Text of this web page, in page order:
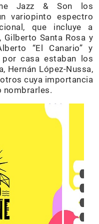
Jazz & Son los
variopinto espectro
que incluye a
Santa Rosa y
“El Canario” y
casa estaban los
Hernán López-Nussa,
cuya importancia
nombrarles.